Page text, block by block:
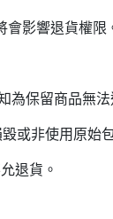
影響退貨權限
為保留商品無法
非使用原始
退貨。